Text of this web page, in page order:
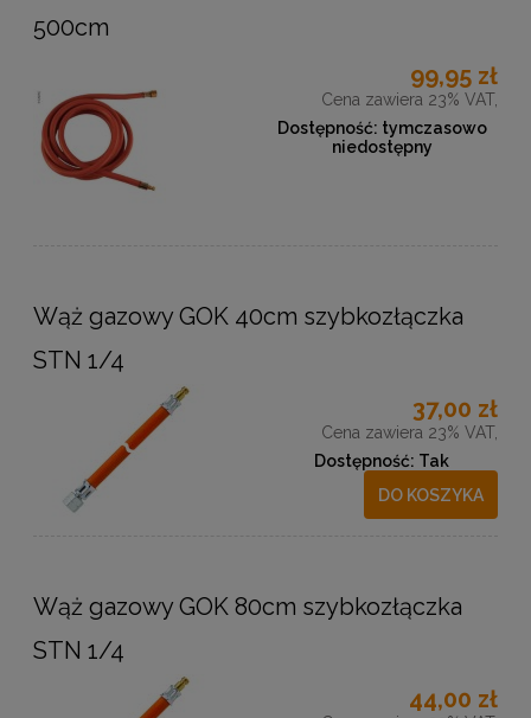
500cm
99,95 zł
Cena zawiera 23% VAT,
Dostępność: tymczasowo
niedostępny
Wąż gazowy GOK 40cm szybkozłączka
STN 1/4
37,00 zł
Cena zawiera 23% VAT,
Dostępność: Tak
DO KOSZYKA
Wąż gazowy GOK 80cm szybkozłączka
STN 1/4
44,00 zł